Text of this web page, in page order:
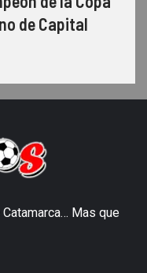
de Capital
Mas que